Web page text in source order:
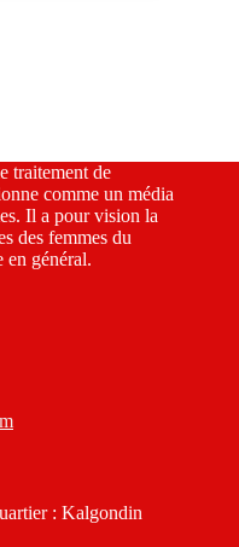
traitement de
comme un média
Il a pour vision la
des femmes du
en général.
: Kalgondin